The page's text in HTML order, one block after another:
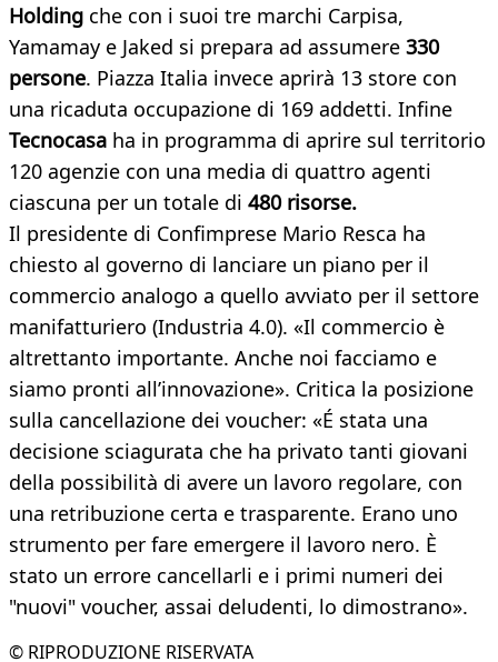
Holding che con i suoi tre marchi Carpisa,
Yamamay e Jaked si prepara ad assumere 330
persone. Piazza Italia invece aprirà 13 store con
una ricaduta occupazione di 169 addetti. Infine
Tecnocasa ha in programma di aprire sul territorio
120 agenzie con una media di quattro agenti
ciascuna per un totale di 480 risorse.
Il presidente di Confimprese Mario Resca ha
chiesto al governo di lanciare un piano per il
commercio analogo a quello avviato per il settore
manifatturiero (Industria 4.0). «Il commercio è
altrettanto importante. Anche noi facciamo e
siamo pronti all’innovazione». Critica la posizione
sulla cancellazione dei voucher: «É stata una
decisione sciagurata che ha privato tanti giovani
della possibilità di avere un lavoro regolare, con
una retribuzione certa e trasparente. Erano uno
strumento per fare emergere il lavoro nero. È
stato un errore cancellarli e i primi numeri dei
"nuovi" voucher, assai deludenti, lo dimostrano».
© RIPRODUZIONE RISERVATA